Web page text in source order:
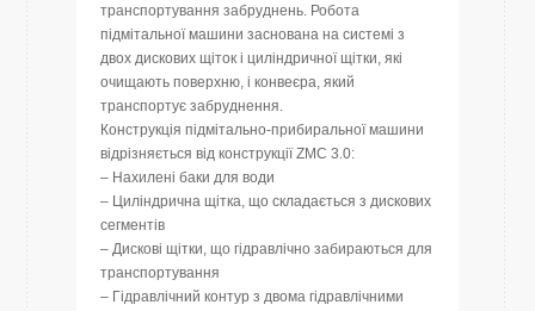
транспортування забруднень. Робота
підмітальної машини заснована на системі з
двох дискових щіток і циліндричної щітки, які
очищають поверхню, і конвеєра, який
транспортує забруднення.
Конструкція підмітально-прибиральної машини
відрізняється від конструкції ZMC 3.0:
– Нахилені баки для води
– Циліндрична щітка, що складається з дискових
сегментів
– Дискові щітки, що гідравлічно забираються для
транспортування
– Гідравлічний контур з двома гідравлічними